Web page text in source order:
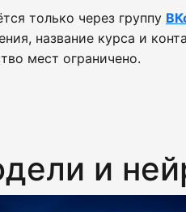
только через группу
название курса и
мест ограничено.
и